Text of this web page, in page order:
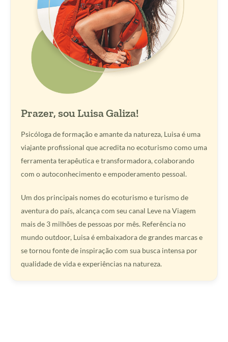
Prazer, sou Luisa Galiza!
Psicóloga de formação e amante da natureza, Luisa é uma
viajante profissional que acredita no ecoturismo como uma
ferramenta terapêutica e transformadora, colaborando
com o autoconhecimento e empoderamento pessoal.
Um dos principais nomes do ecoturismo e turismo de
aventura do país, alcança com seu canal Leve na Viagem
mais de 3 milhões de pessoas por mês. Referência no
mundo outdoor, Luisa é embaixadora de grandes marcas e
se tornou fonte de inspiração com sua busca intensa por
qualidade de vida e experiências na natureza.